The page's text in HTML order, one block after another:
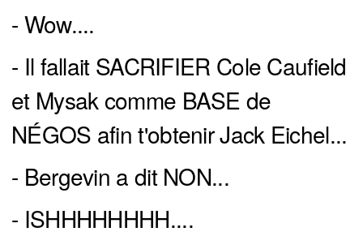
- Wow....
- Il fallait SACRIFIER Cole Caufield
et Mysak comme BASE de
NÉGOS afin t'obtenir Jack Eichel...
- Bergevin a dit NON...
- ISHHHHHHHH....